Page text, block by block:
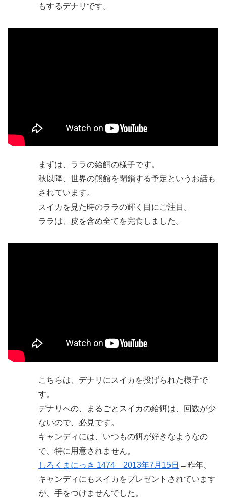
もするデナリです。
まずは、ララの給餌の様子です。
秋以降、世界の熊館を閉鎖する予定というお話も
されています。
スイカを見た時のララの輝く目にご注目。
ララは、皮を含め全てを完食しました。
こちらは、デナリにスイカを投げられた様子で
す。
デナリへの、まるごとスイカの給餌は、回数が少
ないので、必見です。
キャンディには、いつもの餌が好きなようなの
で、特に用意されません。
しろくまにっき 1474 2013年7月15日 ←昨年、
キャンディにもスイカをプレゼントされています
が、手をつけませんでした。